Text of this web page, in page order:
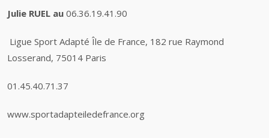
Julie RUEL au 06.36.19.41.90
Ligue Sport Adapté Île de France, 182 rue Raymond
Losserand, 75014 Paris
01.45.40.71.37
www.sportadapteiledefrance.org